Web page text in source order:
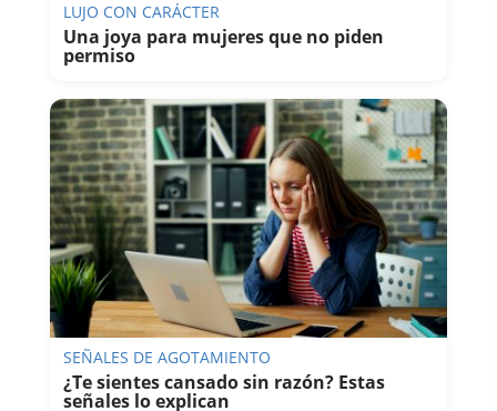
LUJO CON CARÁCTER
Una joya para mujeres que no piden
permiso
SEÑALES DE AGOTAMIENTO
¿Te sientes cansado sin razón? Estas
señales lo explican